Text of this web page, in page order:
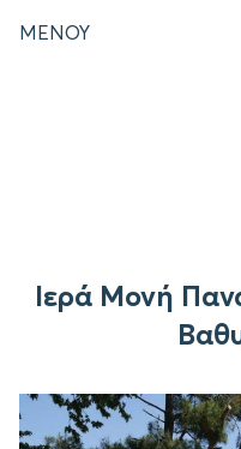
ΜΕΝΟΥ
Ιερά Μονή